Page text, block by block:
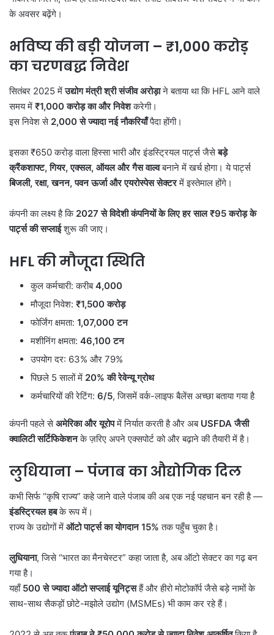
के अवसर बढ़ेंगे।
भविष्य की बड़ी योजना – ₹1,000करोड़
का चरणबद्ध निवेश
सितंबर 2025 मेंउद्योग मंत्री श्री संजीव अरोड़ाने बताया था कि HFL आने वाले
समय में ₹1,000करोड़ का और निवेशकरेगी।
इस निवेश से 2,000से ज्यादा नई नौकरियाँपैदा होंगी।
इसका ₹650 करोड़ वाला हिस्सा भारी और इंडस्ट्रियल पार्ट्स जैसेबड़े
क्रैंकशाफ्ट,गियर,एक्सल, ऑयल और गैस वाल्वबनाने में खर्च होगा। ये पार्ट्स
बिजली,रक्षा,खनन,पवन ऊर्जा और एयरोस्पेस सेक्टरमें इस्तेमाल होंगे।
कंपनी का लक्ष्य है कि 2027से विदेशी कंपनियों के लिए हर साल ₹95करोड़ के
पार्ट्स की सप्लाईशुरू की जाए।
HFLकी मौजूदा स्थिति
कुल कर्मचारी: करीब4,000
मौजूदा निवेश: ₹1,500करोड़
फोर्जिंग क्षमता: 1,07,000टन
मशीनिंग क्षमता: 46,100टन
उपयोग दर: 63% और 79%
पिछले 5 सालों में 20%की रेवेन्यू ग्रोथ
कर्मचारियों की रेटिंग: 6/5, जिसमें वर्क-लाइफ बैलेंस अच्छा बताया गया है
कंपनी पहले सेअमेरिका और यूरोपमें निर्यात करती है और अब USFDAजैसी
क्वालिटी सर्टिफिकेशनके ज़रिए अपने एक्सपोर्ट को और बढ़ाने की तैयारी में है।
लुधियाना – पंजाब का औद्योगिक दिल
कभी सिर्फ “कृषि राज्य” कहे जाने वाले पंजाब की अब एक नई पहचान बन रही है —
इंडस्ट्रियल हबके रूप में।
राज्य के उद्योगों में ऑटो पार्ट्स का योगदान 15% तक पहुँच चुका है।
लुधियाना, जिसे “भारत का मैनचेस्टर” कहा जाता है, अब ऑटो सेक्टर का गढ़ बन
गया है।
यहाँ 500से ज्यादा ऑटो सप्लाई यूनिट्सहैं और हीरो मोटोकॉर्प जैसे बड़े नामों के
साथ-साथ सैकड़ों छोटे-मझोले उद्योग (MSMEs) भी काम कर रहे हैं।